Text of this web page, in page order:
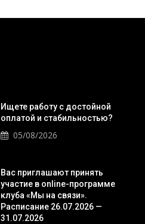
Ищете работу с достойной
оплатой и стабильностью?
05/08/2026
Вас приглашают принять
участие в online-программе
клуба «Мы на связи».
Расписание 26.07.2026 —
31.07.2026